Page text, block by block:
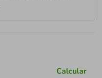
Calcular